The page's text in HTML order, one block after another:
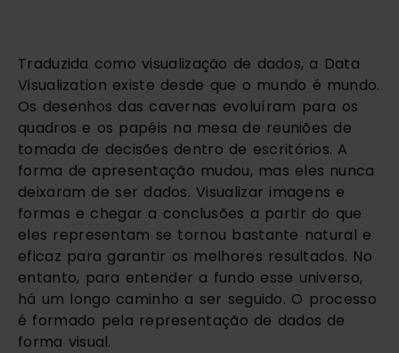
Traduzida como visualização de dados, a Data
Visualization existe desde que o mundo é mundo.
Os desenhos das cavernas evoluíram para os
quadros e os papéis na mesa de reuniões de
tomada de decisões dentro de escritórios. A
forma de apresentação mudou, mas eles nunca
deixaram de ser dados. Visualizar imagens e
formas e chegar a conclusões a partir do que
eles representam se tornou bastante natural e
eficaz para garantir os melhores resultados. No
entanto, para entender a fundo esse universo,
há um longo caminho a ser seguido. O processo
é formado pela representação de dados de
forma visual.